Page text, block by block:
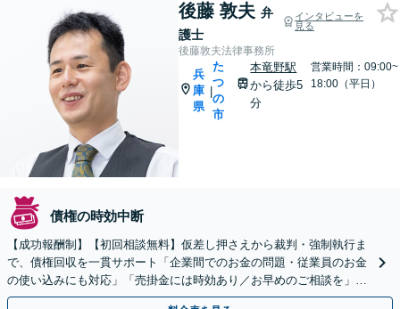
後藤 敦夫 弁
護士
インタビューを
見る
後藤敦夫法律事務所
兵
庫
県
|
た
つ
の
市
本竜野駅
から徒歩5
分
営業時間：09:00~
18:00（平日）
債権の時効中断
【成功報酬制】【初回相談無料】仮差し押さえから裁判・強制執行ま
で、債権回収を一貫サポート「企業間でのお金の問題・従業員のお金
の使い込みにも対応」「売掛金には時効あり／お早めのご相談を」未
払いの売掛金／工事代金や売買代／家賃滞納／損害賠償